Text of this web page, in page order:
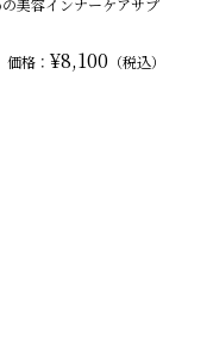
価格： ¥8,100 （税込）